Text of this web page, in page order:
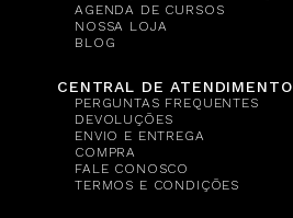
AGENDA DE CURSOS
NOSSA LOJA
BLOG
CENTRAL DE ATENDIMENTO
PERGUNTAS FREQUENTES
DEVOLUÇÕES
ENVIO E ENTREGA
COMPRA
FALE CONOSCO
TERMOS E CONDIÇÕES